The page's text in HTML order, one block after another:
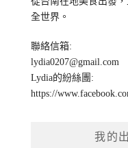
全世界。
聯絡信箱:
lydia0207@gmail.com
Lydia的紛絲團:
https://
我的